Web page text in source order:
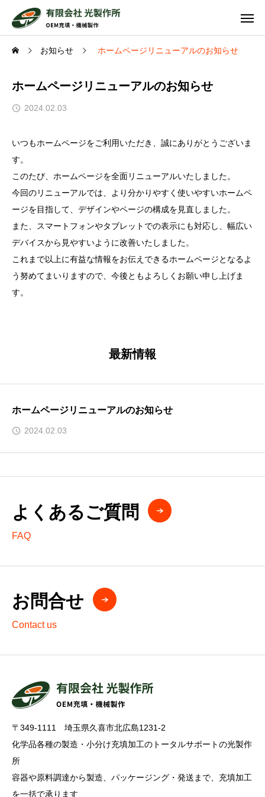
お知らせ ホームページリニューアルのお知らせ
ホームページリニューアルのお知らせ
2024.02.03
いつもホームページをご利用いただき、誠にありがとうございま
す。
このたび、ホームページを全面リニューアルいたしました。
今回のリニューアルでは、より分かりやすく使いやすいホームペ
ージを目指して、デザインやページの構成を見直しました。
また、スマートフォンやタブレットでの表示にも対応し、幅広い
デバイスから見やすいように改善いたしました。
これまで以上に有益な情報をお伝えできるホームページとなるよ
う努めてまいりますので、今後ともよろしくお願い申し上げま
す。
最新情報
ホームページリニューアルのお知らせ
2024.02.03
よくあるご質問
FAQ
お問合せ
Contact us
〒349-1111 埼玉県久喜市北広島1231-2
化学品各種の製造・小分け充填加工のトータルサポートの光製作
所
容器や原料調達から製造、パッケージング・発送まで、充填加工
を一括で承ります